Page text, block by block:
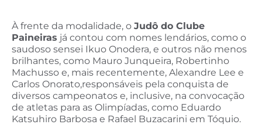
À frente da modalidade, o Judô do Clube
Paineiras já contou com nomes lendários, como o
saudoso sensei Ikuo Onodera, e outros não menos
brilhantes, como Mauro Junqueira, Robertinho
Machusso e, mais recentemente, Alexandre Lee e
Carlos Onorato,responsáveis pela conquista de
diversos campeonatos e, inclusive, na convocação
de atletas para as Olimpíadas, como Eduardo
Katsuhiro Barbosa e Rafael Buzacarini em Tóquio.